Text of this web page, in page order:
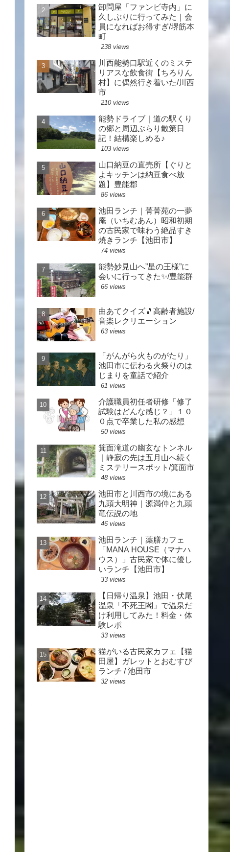
卸問屋「ファンビ寺内」に
久しぶりに行ってみた｜会
員になればお得すぎ/堺筋本
町
238 views
川西能勢口駅近くのミステ
リアスな飲食街【ちろりん
村】に偶然行き着いた/川西
市
210 views
能勢ドライブ｜道の駅くり
の郷と周辺ぶらり散策日
記！結構楽しめる♪
103 views
山口納豆の直売所【ぐりと
よキッチンは納豆食べ放
題】豊能郡
86 views
池田ランチ｜菁菁苑の一夢
庵（いちむあん）昭和初期
の古民家で味わう絶品すき
焼きランチ【池田市】
74 views
能勢妙見山へ”星の王様”に
会いに行ってきた✨/豊能群
66 views
曲あてクイズ🎵高齢者施設/
音楽レクリエーション
63 views
「がんがら火ものがたり」
池田市に伝わる火祭りのは
じまりを童話で紹介
61 views
介護職員初任者研修「修了
試験はどんな感じ？」１０
０点で卒業した私の感想
50 views
箕面滝道の幽玄なトンネル
｜静寂の先は五月山へ続く
ミステリースポット/箕面市
48 views
池田市と川西市の境にある
九頭大明神｜源満仲と九頭
竜伝説の地
46 views
池田ランチ｜薬膳カフェ
「MANA HOUSE（マナハ
ウス）」古民家で体に優し
いランチ【池田市】
33 views
【日帰り温泉】池田・伏尾
温泉「不死王閣」で温泉だ
け利用してみた！料金・体
験レポ
33 views
猫がいる古民家カフェ【猫
田屋】ガレットとおむすび
ランチ / 池田市
32 views